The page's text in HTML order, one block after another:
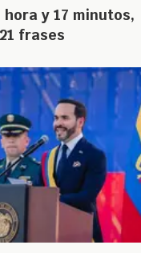
hora y 17 minutos,
frases